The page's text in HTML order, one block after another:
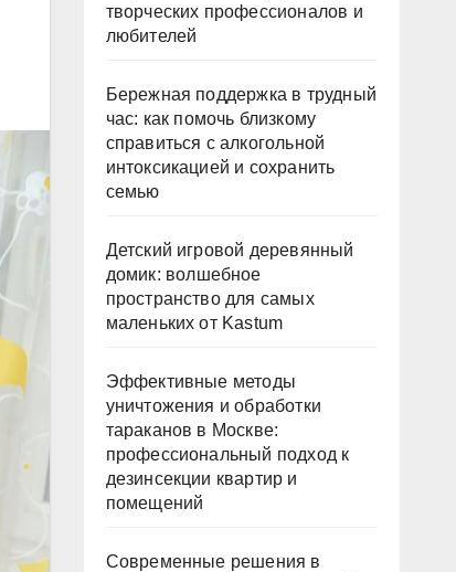
творческих профессионалов и
любителей
Бережная поддержка в трудный
час: как помочь близкому
справиться с алкогольной
интоксикацией и сохранить
семью
Детский игровой деревянный
домик: волшебное
пространство для самых
маленьких от Kastum
Эффективные методы
уничтожения и обработки
тараканов в Москве:
профессиональный подход к
дезинсекции квартир и
помещений
Современные решения в